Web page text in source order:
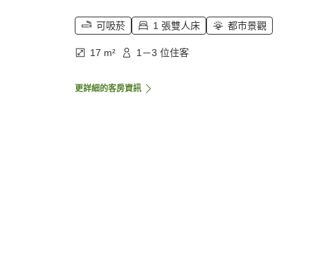
可吸菸 1 張雙人床 都市景觀
17 m² 1－3 位住客
更詳細的客房資訊